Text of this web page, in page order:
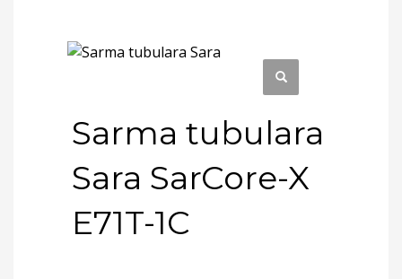
Sarma tubulara
Sara SarCore-X
E71T-1C